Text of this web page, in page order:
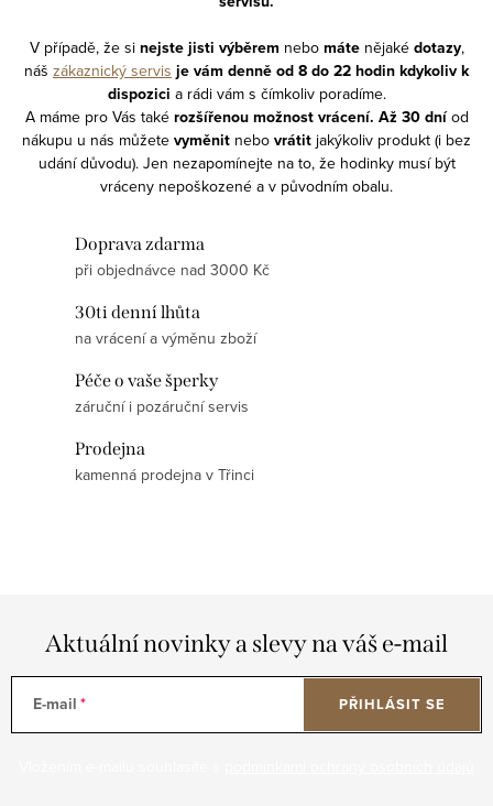
V případě, že si nejste jisti výběrem nebo mátenějaké dotazy,
náš zákaznický servis je vám denně od 8 do 22 hodin kdykolivk
dispozici a rádi vám s čímkoliv poradíme.
A máme pro Vás takérozšířenou možnost vrácení. Až 30 dníod
nákupu u nás můžete vyměnit nebo vrátit jakýkoliv produkt (i bez
udání důvodu). Jen nezapomínejte na to, že hodinky musí být
vráceny nepoškozené a v původním obalu.
Doprava zdarma
při objednávce nad 3000 Kč
30ti denní lhůta
na vrácení a výměnu zboží
Péče o vaše šperky
záruční i pozáruční servis
Prodejna
kamenná prodejna v Třinci
Aktuální novinky a slevy na váš e-mail
E-mail PŘIHLÁSIT SE